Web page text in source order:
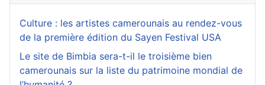
Culture : les artistes camerounais au rendez-vous
de la première édition du Sayen Festival USA
Le site de Bimbia sera-t-il le troisième bien
camerounais sur la liste du patrimoine mondial de